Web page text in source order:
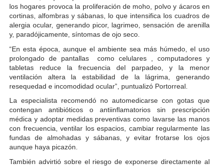
los hogares provoca la proliferación de moho, polvo y ácaros en
cortinas, alfombras y sábanas, lo que intensifica los cuadros de
alergia ocular, generando picor, lagrimeo, sensación de arenilla
y, paradójicamente, síntomas de ojo seco.
“En esta época, aunque el ambiente sea más húmedo, el uso
prolongado de pantallas como celulares , computadores y
tabletas reduce la frecuencia del parpadeo, y la menor
ventilación altera la estabilidad de la lágrima, generando
resequedad e incomodidad ocular”, puntualizó Portorreal.
La especialista recomendó no automedicarse con gotas que
contengan antibióticos o antiinflamatorios sin prescripción
médica y adoptar medidas preventivas como lavarse las manos
con frecuencia, ventilar los espacios, cambiar regularmente las
fundas de almohadas y sábanas, y evitar frotarse los ojos
aunque haya picazón.
También advirtió sobre el riesgo de exponerse directamente al